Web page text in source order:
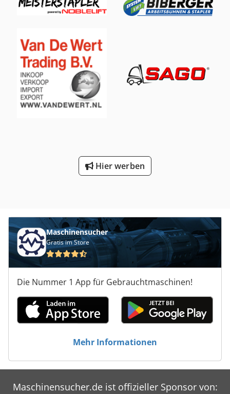
Hier werben
Maschinensucher
Gratis im Store
Die Nummer 1 App für Gebrauchtmaschinen!
Mehr Informationen
Maschinensucher.de ist offizieller Sponsor von: